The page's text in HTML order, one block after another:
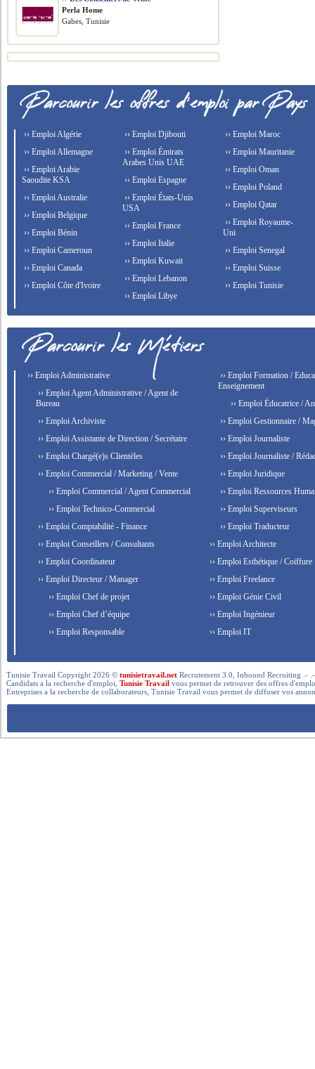
Perla Home
Gabes, Tunisie
›› Emploi Algérie
›› Emploi Allemagne
›› Emploi Arabie
Saoudite KSA
›› Emploi Australie
›› Emploi Belgique
›› Emploi Bénin
›› Emploi Cameroun
›› Emploi Canada
›› Emploi Côte d'Ivoire
›› Emploi Djibouti
›› Emploi Émirats
Arabes Unis UAE
›› Emploi Espagne
›› Emploi États-Unis
USA
›› Emploi France
›› Emploi Italie
›› Emploi Kuwait
›› Emploi Lebanon
›› Emploi Libye
›› Emploi Maroc
›› Emploi Mauritanie
›› Emploi Oman
›› Emploi Poland
›› Emploi Qatar
›› Emploi Royaume-
Uni
›› Emploi Senegal
›› Emploi Suisse
›› Emploi Tunisie
›› Emploi Administrative
›› Emploi Agent Administrative / Agent de
Bureau
›› Emploi Archiviste
›› Emploi Assistante de Direction / Secrétaire
›› Emploi Chargé(e)s Clientèles
›› Emploi Commercial / Marketing / Vente
›› Emploi Commercial / Agent Commercial
›› Emploi Technico-Commercial
›› Emploi Comptabilité - Finance
›› Emploi Conseillers / Consultants
›› Emploi Coordinateur
›› Emploi Directeur / Manager
›› Emploi Chef de projet
›› Emploi Chef d’équipe
›› Emploi Responsable
›› Emploi Formation /
Enseignement
›› Emploi Éducatrice /
›› Emploi Gestionnaire /
›› Emploi Journaliste
›› Emploi Journaliste /
›› Emploi Juridique
›› Emploi Ressources
›› Emploi Superviseurs
›› Emploi Traducteur
›› Emploi Architecte
›› Emploi Esthétique / Coiffure
›› Emploi Freelance
›› Emploi Génie Civil
›› Emploi Ingénieur
›› Emploi IT
Tunisie Travail Copyright 2026 ©tunisietravail.net Recrutement 3.0, Inbound Recruiting .-
Candidats a la recherche d'emploi,Tunisie Travail vous permet de retrouver des offres
Entreprises a la recherche de collaborateurs, Tunisie Travail vous permet de diffuser vos